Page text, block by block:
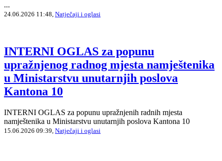
...
24.06.2026 11:48, Natječaji i oglasi
INTERNI OGLAS za popunu
upražnjenog radnog mjesta namještenika
u Ministarstvu unutarnjih poslova
Kantona 10
INTERNI OGLAS za popunu upražnjenih radnih mjesta
namještenika u Ministarstvu unutarnjih poslova Kantona 10
15.06.2026 09:39, Natječaji i oglasi